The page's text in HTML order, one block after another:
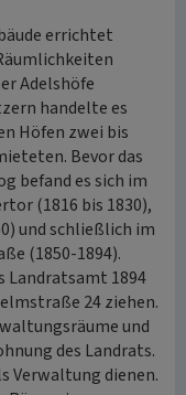
errichtet
Adelshöfe
handelte es
Höfen zwei bis
Bevor das
befand es sich im
(1816 bis 1830),
und schließlich im
(1850-1894).
Landratsamt 1894
24 ziehen.
und
des Landrats.
Verwaltung dienen.